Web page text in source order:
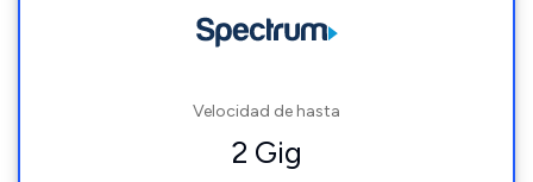
Velocidad de hasta
2 Gig